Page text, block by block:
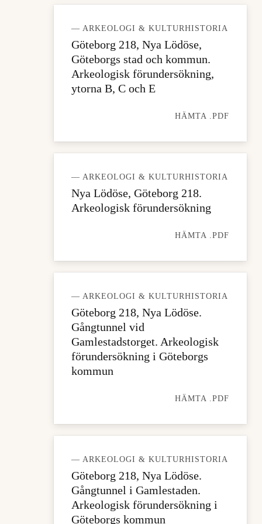
— ARKEOLOGI & KULTURHISTORIA
Göteborg 218, Nya Lödöse,
Göteborgs stad och kommun.
Arkeologisk förundersökning,
ytorna B, C och E
HÄMTA .PDF
— ARKEOLOGI & KULTURHISTORIA
Nya Lödöse, Göteborg 218.
Arkeologisk förundersökning
HÄMTA .PDF
— ARKEOLOGI & KULTURHISTORIA
Göteborg 218, Nya Lödöse.
Gångtunnel vid
Gamlestadstorget. Arkeologisk
förundersökning i Göteborgs
kommun
HÄMTA .PDF
— ARKEOLOGI & KULTURHISTORIA
Göteborg 218, Nya Lödöse.
Gångtunnel i Gamlestaden.
Arkeologisk förundersökning i
Göteborgs kommun